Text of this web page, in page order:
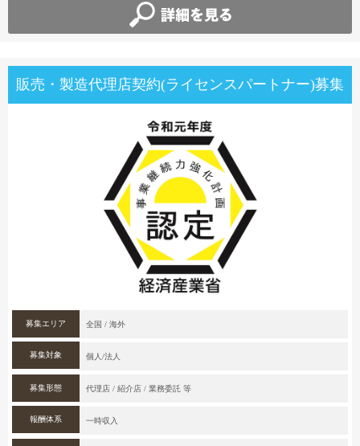
販売・製造代理店契約(ライセンスパートナー)募集
募集エリア 全国 / 海外
募集対象 個人/法人
募集形態 代理店 / 紹介店 / 業務委託 等
報酬体系 一時収入